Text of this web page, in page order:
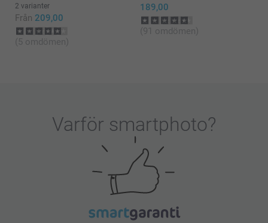
2 varianter
Från 209,00
(5 omdömen)
189,00
(91 omdömen)
Varför smartphoto?